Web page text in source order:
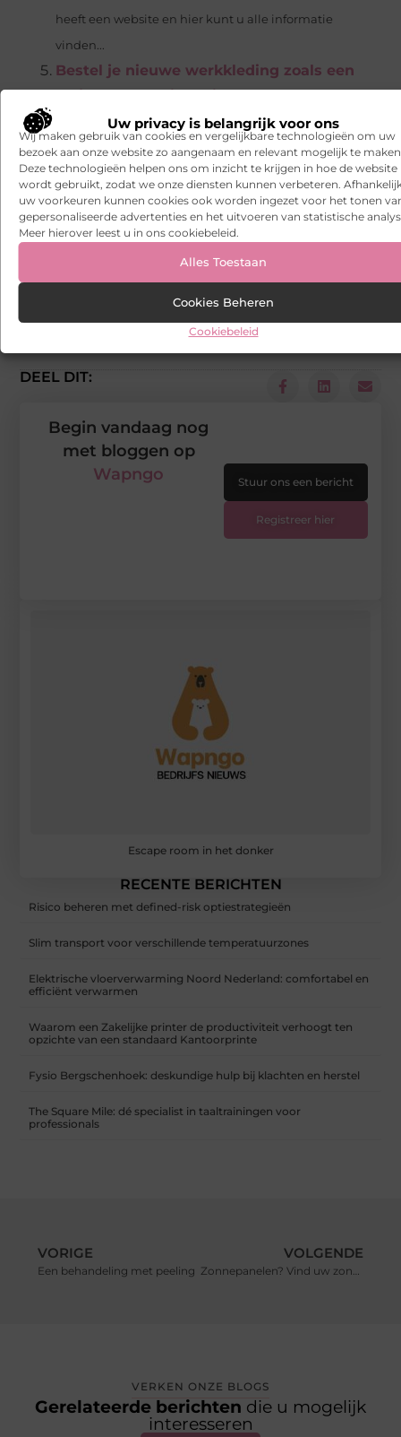
Uw privacy is belangrijk voor ons
Wij maken gebruik van cookies en vergelijkbare technologieën om uw
bezoek aan onze website zo aangenaam en relevant mogelijk te
Deze technologieën helpen ons om inzicht te krijgen in hoe de website
wordt gebruikt, zodat we onze diensten kunnen verbeteren.
uw voorkeuren kunnen cookies ook worden ingezet voor het tonen
gepersonaliseerde advertenties en het uitvoeren van statistische
Meer hierover leest u in ons cookiebeleid.
Alles Toestaan
Cookies Beheren
Cookiebeleid
heeft een website en hier kunt u alle informatie
vinden...
Bestel je nieuwe werkkleding zoals een
labjas eenvoudig online
de eisen daarvan? Functioneel, comfortabel en veilig!
Maar lijkt het je ook niet fijn om werkkleding te dragen
die er stijlvol uitziet...
Self starting business ideas Zelf startende
onderneming ideeën Muziekles geven Vanuit huis
Tags en Categorieën:
DEEL DIT:
Escape room in het donker
RECENTE BERICHTEN
Risico beheren met defined-risk optiestrategieën
Slim transport voor verschillende temperatuurzones
Elektrische vloerverwarming Noord Nederland: comfortabel en
efficiënt verwarmen
Waarom een Zakelijke printer de productiviteit verhoogt ten
opzichte van een standaard Kantoorprinte
Fysio Bergschenhoek: deskundige hulp bij klachten en herstel
The Square Mile: dé specialist in taaltrainingen voor
professionals
Begin vandaag nog
met bloggen op
Wapngo
Stuur ons een bericht
Registreer hier
VORIGE
Een behandeling met peeling
VOLGENDE
Zonnepanelen? Vind uw zonnepanelen bij Soloya.be
VERKEN ONZE BLOGS
Gerelateerde berichten die u mogelijk
interesseren